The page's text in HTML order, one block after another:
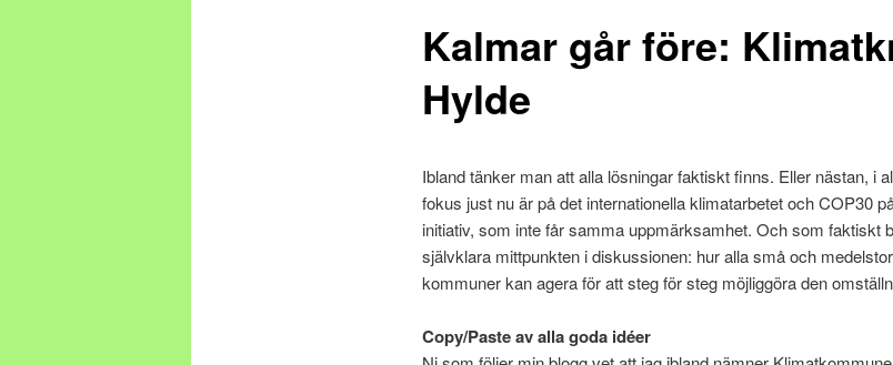
Kalmar går före:
Hylde
Ibland tänker man att alla lösningar faktiskt finns. Eller nästan, i
fokus just nu är på det internationella klimatarbetet och COP30
initiativ, som inte får samma uppmärksamhet. Och som faktiskt
självklara mittpunkten i diskussionen: hur alla små och
kommuner kan agera för att steg för steg möjliggöra den
Copy/Paste av alla goda idéer